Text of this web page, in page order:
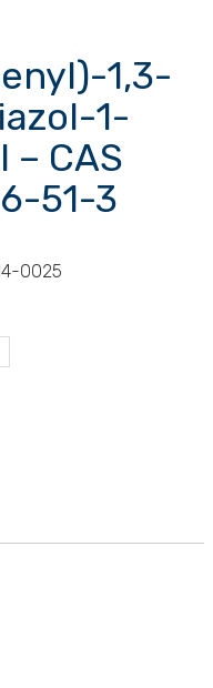
1,3-
1-
CAS
51-3
0025